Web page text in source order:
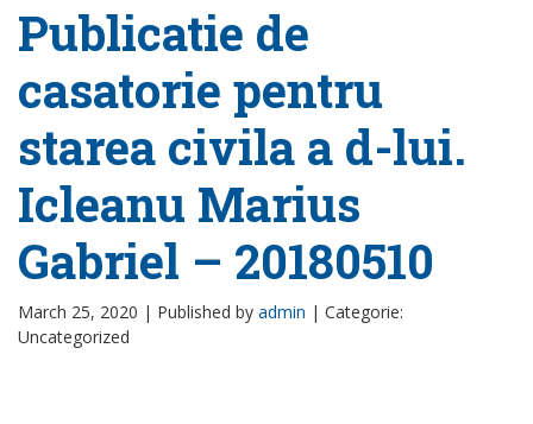
Publicatie de
casatorie pentru
starea civila a d-lui.
Icleanu Marius
Gabriel – 20180510
March 25, 2020 | Published by admin | Categorie:
Uncategorized